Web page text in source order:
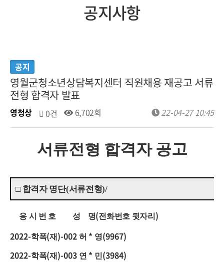
공지사항
공지
영월군청소년상담복지센터 직원채용 재공고 서류
전형 합격자 발표
영청상 0건 6,702회 22-04-27 10:45
서류전형 합격자 공고
□ 합격자 명단(서류전형)/
응 시 번 호 성 명(전화번호 뒷자리 )
2022-학폭(재 )-002허 * 영(9967)
2022-학폭(재 )-003 연 * 민(3984)